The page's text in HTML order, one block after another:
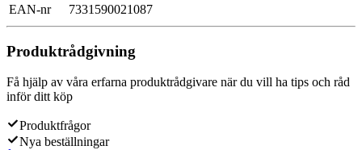
EAN-nr
7331590021087
Produktrådgivning
Få hjälp av våra erfarna produktrådgivare när du vill ha tips och råd
inför ditt köp
Produktfrågor
Nya beställningar